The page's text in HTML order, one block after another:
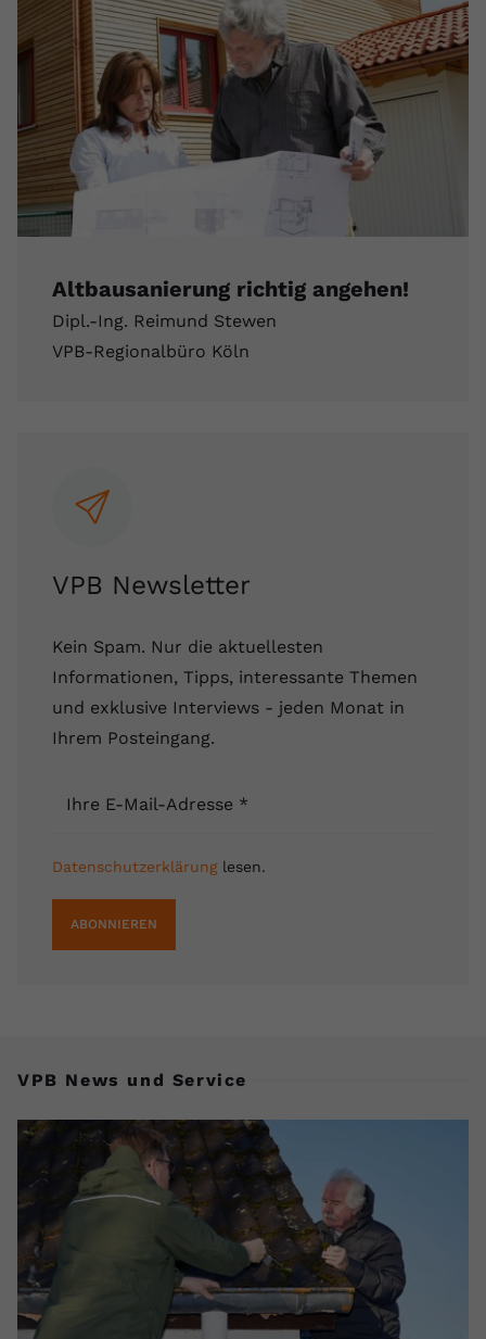
Altbausanierung richtig angehen!
Dipl.-Ing. Reimund Stewen
VPB-Regionalbüro Köln
VPB Newsletter
Kein Spam. Nur die aktuellesten
Informationen, Tipps, interessante Themen
und exklusive Interviews - jeden Monat in
Ihrem Posteingang.
Ihre E-Mail-Adresse *
Datenschutzerklärunglesen.
ABONNIEREN
VPB News und Service